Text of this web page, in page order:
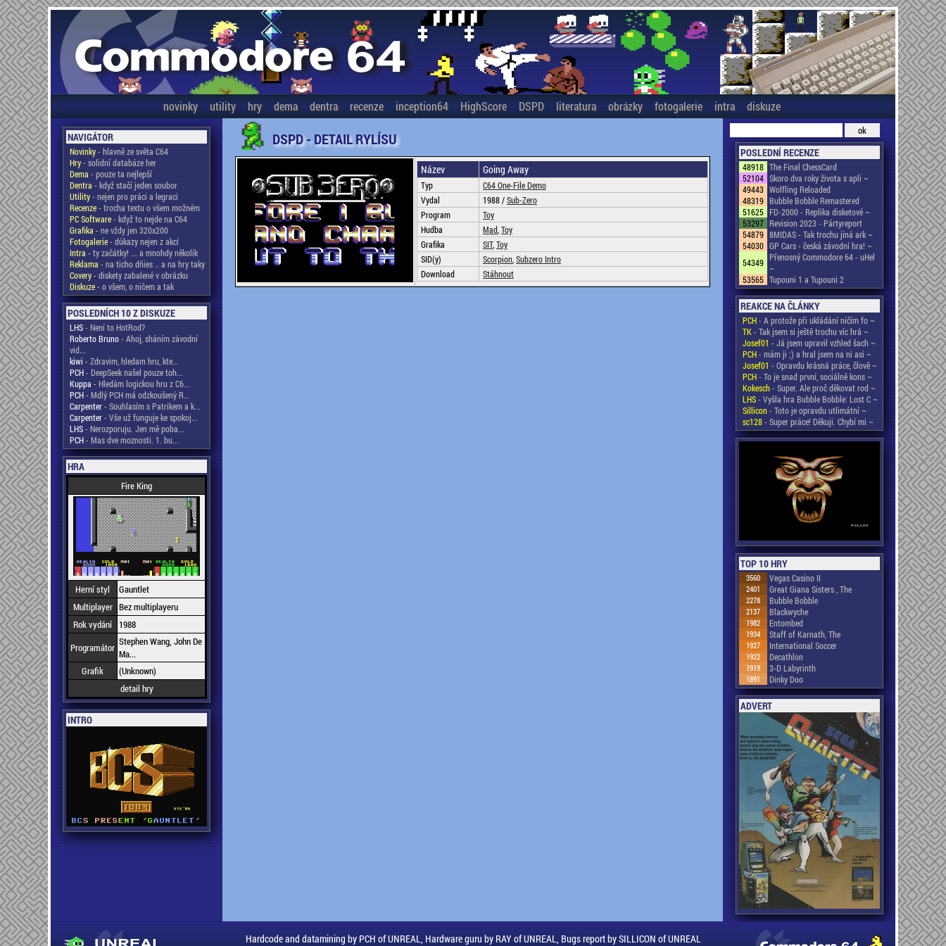
novinky utility hry dema dentra recenze inception64 HighScore DSPD literatura obrázky fotogalerie intra diskuze
NAVIGÁTOR
Novinky- hlavně ze světa C64
Hry- solidní databáze her
Dema - pouze ta nejlepší
Dentra - když stačí jeden soubor
Utility- nejen pro práci a legraci
Recenze- trocha textu o všem možném
PC Software- když to nejde na C64
Grafika - ne vždy jen 320x200
Fotogalerie- důkazy nejen z akcí
Intra - ty začátky! ... a mnohdy několik
Reklama - na ticho dňies .. a na hry taky
Covery- diskety zabalené v obrázku
Diskuze- o všem, o ničem a tak
POSLEDNÍCH 10 Z DISKUZE
LHS- Není to HotRod?
Roberto Bruno- Ahoj, sháním závodní
vid...
kiwi - Zdravim, hledam hru, kte...
PCH- DeepSeek našel pouze toh...
Kuppa - Hledám logickou hru z C6...
PCH- Mdlý PCH má odzkoušený R...
Carpenter- Souhlasím s Patrikem a k...
Carpenter- Vše už funguje ke spokoj...
LHS- Nerozporuju. Jen mě poba...
PCH- Mas dve moznosti. 1. bu...
HRA
Fire King
Herní styl
Gauntlet
Multiplayer Bez multiplayeru
Rok vydání
1988
Programátor Stephen Wang, John De
Ma...
Grafik
(Unknown)
detail hry
INTRO
DSPD - DETAIL RYLÍSU
Název Going Away
Typ
C64 One-File Demo
Vydal
1988 /Sub-Zero
Program
Toy
Hudba
Mad Toy
Grafika
SIT, Toy
SID(y)
Scorpion Subzero Intro
Download
Stáhnout
POSLEDNÍ RECENZE
48918 The Final ChessCard
52104 Skoro dva roky života s apli ~
49443 Wolfling Reloaded
48319 Bubble Bobble Remastered
51625 FD-2000 - Replika disketové ~
53297 Revision 2023 - Pártyreport
54879 8MIDAS - Tak trochu jiná ark ~
54030 GP Cars - česká závodní hra! ~
54349 Přenosný Commodore 64 - uHel
~
53565 Tupouni 1 a Tupouni 2
REAKCE NA ČLÁNKY
PCH- A protože při ukládání ničím fo ~
TK- Tak jsem si ještě trochu víc hrá ~
Josef01 - Já jsem upravil vzhled šach ~
PCH- mám ji ;) a hral jsem na ni asi ~
Josef01 - Opravdu krásná práce, člově ~
PCH- To je snad první, sociálně kons ~
Kokesch- Super. Ale proč děkovat rod ~
LHS- Vyšla hra Bubble Bobble: Lost C ~
Sillicon- Toto je opravdu utlimátní ~
sc128- Super práce! Děkuji. Chybí mi ~
TOP 10 HRY
3560 Vegas Casino II
2401 Great Giana Sisters , The
2278 Bubble Bobble
2137 Blackwyche
1982 Entombed
1934 Staff of Karnath, The
1927 International Soccer
1922 Decathlon
1919 3-D Labyrinth
1891 Dinky Doo
ADVERT
Hardcode and datamining by PCH of UNREAL, Hardware guru by RAY of UNREAL, Bugs report by SILLICON of UNREAL